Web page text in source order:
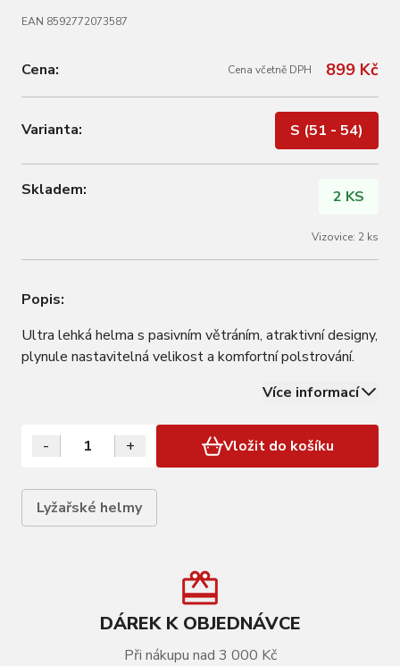
EAN 8592772073587
Cena: Cena včetně DPH 899 Kč
Varianta: S (51 - 54)
Skladem: 2 KS
Vizovice: 2 ks
Popis:
Ultra lehká helma s pasivním větráním, atraktivní designy,
plynule nastavitelná velikost a komfortní polstrování.
Více informací
- + Vložit do košíku
Lyžařské helmy
DÁREK K OBJEDNÁVCE
Při nákupu nad 3 000 Kč